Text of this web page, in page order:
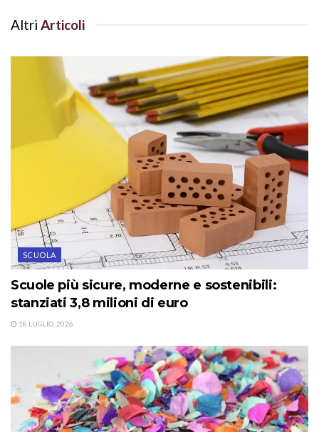
Altri Articoli
SCUOLA
Scuole più sicure, moderne e sostenibili:
stanziati 3,8 milioni di euro
18 LUGLIO, 2026